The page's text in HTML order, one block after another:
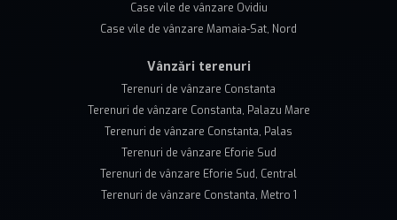
Case vile de vânzare Ovidiu
Case vile de vânzare Mamaia-Sat, Nord
Vânzări terenuri
Terenuri de vânzare Constanta
Terenuri de vânzare Constanta, Palazu Mare
Terenuri de vânzare Constanta, Palas
Terenuri de vânzare Eforie Sud
Terenuri de vânzare Eforie Sud, Central
Terenuri de vânzare Constanta, Metro 1